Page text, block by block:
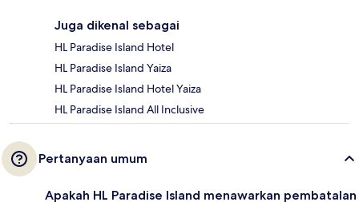
Juga dikenal sebagai
HL Paradise Island Hotel
HL Paradise Island Yaiza
HL Paradise Island Hotel Yaiza
HL Paradise Island All Inclusive
Pertanyaan umum
Apakah HL Paradise Island menawarkan pembatalan